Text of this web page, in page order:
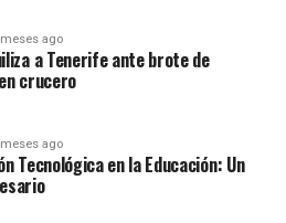
en los penales
de la
control
ocurre en
ago
a Tenerife ante brote de
crucero
ago
Tecnológica en la Educación: Un